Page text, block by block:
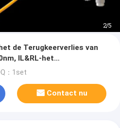
2/5
de Terugkeerverlies van
IL&RL-het
：1set
Contact nu